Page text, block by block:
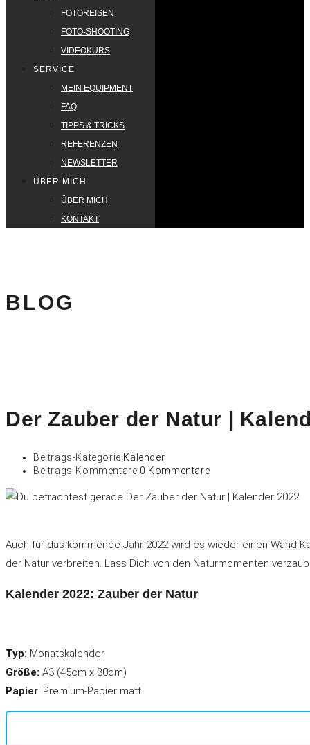
FOTOREISEN
FOTO-SHOOTING
VIDEOKURS
SERVICE
MEIN EQUIPMENT
FAQ
TIPPS & TRICKS
REFERENZEN
NEWSLETTER
ÜBER MICH
ÜBER MICH
KONTAKT
BLOG
Der Zauber der Natur |
Beitrags-Kategorie:Kalender
Beitrags-Kommentare:0 Kommentare
Auch für das kommende Jahr 2022 wird es wieder einen
der Natur verbreiten. Lass Dich von den Naturmomenten
Kalender 2022: Zauber der Natur
Typ: Monatskalender
Größe: A3 (45cm x 30cm)
Papier: Premium-Papier matt